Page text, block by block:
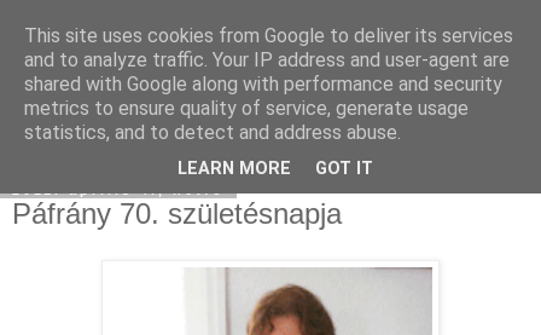
Moha Konyha
Páfrány 70. születésnapja
This site uses cookies from Google to deliver its services
and to analyze traffic. Your IP address and user-agent are
shared with Google along with performance and security
metrics to ensure quality of service, generate usage
statistics, and to detect and address abuse.
LEARN MORE GOT IT